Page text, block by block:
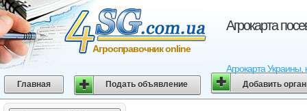
Агрокарта
Агрокарта
Агросправочник online
Главная Подать объявление Добавить